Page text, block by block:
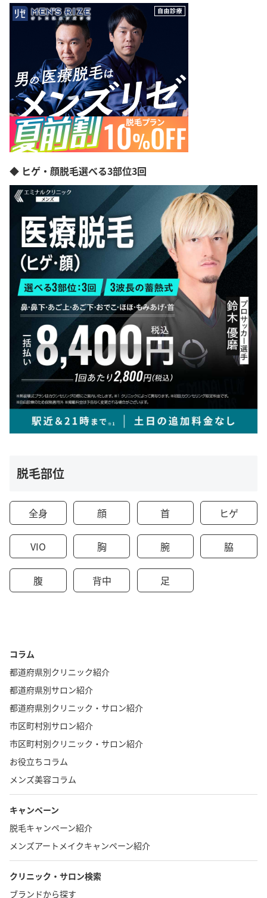
◆ ヒゲ・顔脱毛選べる3部位3回
脱毛部位
全身 顔 首 ヒゲ
VIO 胸 腕 脇
腹 背中 足
コラム
都道府県別クリニック紹介
都道府県別サロン紹介
都道府県別クリニック・サロン紹介
市区町村別サロン紹介
市区町村別クリニック・サロン紹介
お役立ちコラム
メンズ美容コラム
キャンペーン
脱毛キャンペーン紹介
メンズアートメイクキャンペーン紹介
クリニック・サロン検索
ブランドから探す